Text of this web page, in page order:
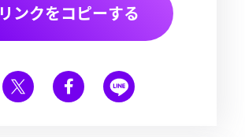
リンクをコピーする